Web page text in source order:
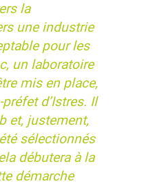
la
une industrie
pour les
un laboratoire
mis en place,
d’Istres. Il
et, justement,
sélectionnés
débutera à la
démarche